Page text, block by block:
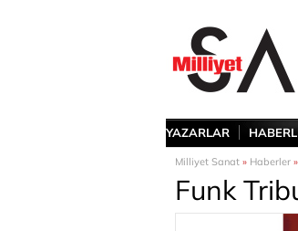
YAZARLAR
Milliyet Sanat » Haberler »
Funk